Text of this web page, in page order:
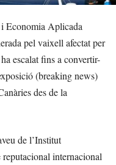
i Economia Aplicada
pel vaixell afectat per
escalat fins a convertir-
(breaking news)
des de la
de l’Institut
internacional